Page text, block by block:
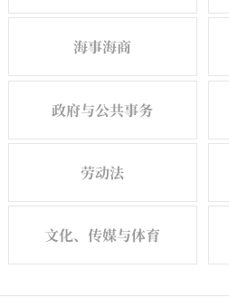
海事海商
政府与公共事务
劳动法
文化、传媒与体育